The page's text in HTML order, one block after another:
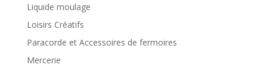
Liquide moulage
Loisirs Créatifs
Paracorde et Accessoires de fermoires
Mercerie